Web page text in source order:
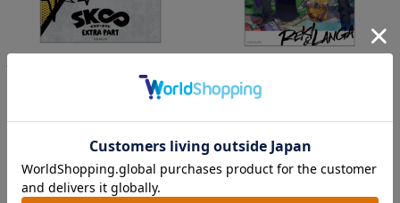
SK∞ エスケーエイト ダイカットステ
価格：550円(税込)